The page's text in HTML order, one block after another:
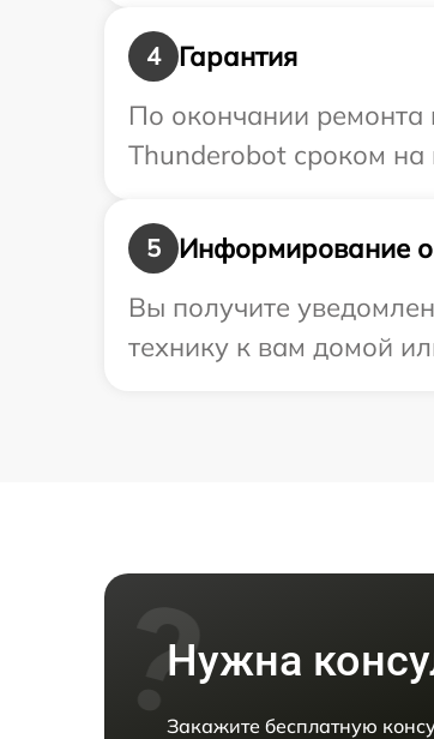
4
Гарантия
По окончании ремонта
Thunderobot сроком на
5
Информирование о
Вы получите
технику к вам домой
Нужна
Закажите бесплатную